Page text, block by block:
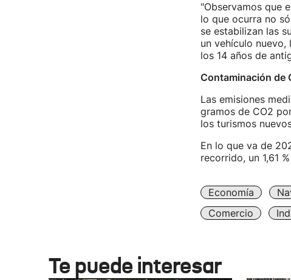
"Observamos que
lo que ocurra no
se estabilizan las
un vehículo
los 14 años de
Contaminación de
Las emisiones
gramos de CO2
los turismos
En lo que va de
recorrido, un 1,61
Economía
Comercio
Te puede interesar